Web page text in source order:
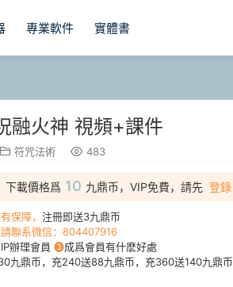
專業軟件 實體書
融火神 視頻+課件
符咒法術 483
下載價格爲 10 九鼎币，VIP免費，請先 登錄
保障， 注冊即送3九鼎币
聯系微信：804407916
辦理會員 ❸成爲會員有什麽好處
九鼎币，充240送88九鼎币，充360送140九鼎币